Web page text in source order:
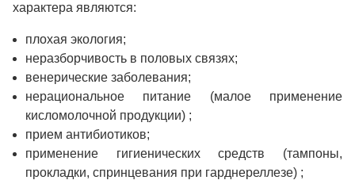
характера являются:
плохая экология;
неразборчивость в половых связях;
венерические заболевания;
нерациональное питание (малое применение
кисломолочной продукции) ;
прием антибиотиков;
применение гигиенических средств (тампоны,
прокладки, спринцевания при гарднереллезе) ;